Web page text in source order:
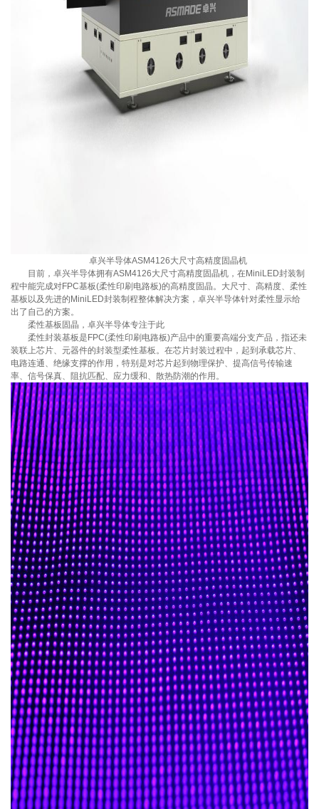
卓兴半导体ASM4126大尺寸高精度固晶机
目前， 卓兴半导体拥有ASM4126大尺寸高精度固晶机，在MiniLED封装制
程中能完成对FPC基板(柔性印刷电路板)的高精度固晶。大尺寸、高精度、柔性
基板以及先进的MiniLED封装制程整体解决方案，卓兴半导体针对柔性显示给
出了自己的方案。
柔性基板固晶，卓兴半导体专注于此
柔性封装基板是FPC(柔性印刷电路板)产品中的重要高端分支产品，指还未
装联上芯片、元器件的封装型柔性基板。在芯片封装过程中，起到承载芯片、
电路连通、绝缘支撑的作用，特别是对芯片起到物理保护、提高信号传输速
率、信号保真、阻抗匹配、应力缓和、散热防潮的作用。